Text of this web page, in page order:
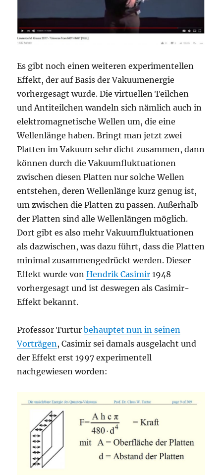
Es gibt noch einen weiteren experimentellen
Effekt, der auf Basis der Vakuumenergie
vorhergesagt wurde. Die virtuellen Teilchen
und Antiteilchen wandeln sich nämlich auch in
elektromagnetische Wellen um, die eine
Wellenlänge haben. Bringt man jetzt zwei
Platten im Vakuum sehr dicht zusammen, dann
können durch die Vakuumfluktuationen
zwischen diesen Platten nur solche Wellen
entstehen, deren Wellenlänge kurz genug ist,
um zwischen die Platten zu passen. Außerhalb
der Platten sind alle Wellenlängen möglich.
Dort gibt es also mehr Vakuumfluktuationen
als dazwischen, was dazu führt, dass die Platten
minimal zusammengedrückt werden. Dieser
Effekt wurde vonHendrik Casimir 1948
vorhergesagt und ist deswegen als Casimir-
Effekt bekannt.
Professor Turturbehauptet nun in seinen
Vorträgen , Casimir sei damals ausgelacht und
der Effekt erst 1997 experimentell
nachgewiesen worden: